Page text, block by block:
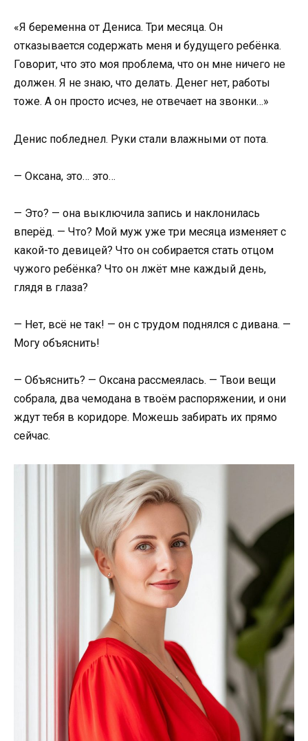
«Я беременна от Дениса. Три месяца. Он
отказывается содержать меня и будущего ребёнка.
Говорит, что это моя проблема, что он мне ничего не
должен. Я не знаю, что делать. Денег нет, работы
тоже. А он просто исчез, не отвечает на звонки…»
Денис побледнел. Руки стали влажными от пота.
— Оксана, это… это…
— Это? — она выключила запись и наклонилась
вперёд. — Что? Мой муж уже три месяца изменяет с
какой-то девицей? Что он собирается стать отцом
чужого ребёнка? Что он лжёт мне каждый день,
глядя в глаза?
— Нет, всё не так! — он с трудом поднялся с дивана. —
Могу объяснить!
— Объяснить? — Оксана рассмеялась. — Твои вещи
собрала, два чемодана в твоём распоряжении, и они
ждут тебя в коридоре. Можешь забирать их прямо
сейчас.